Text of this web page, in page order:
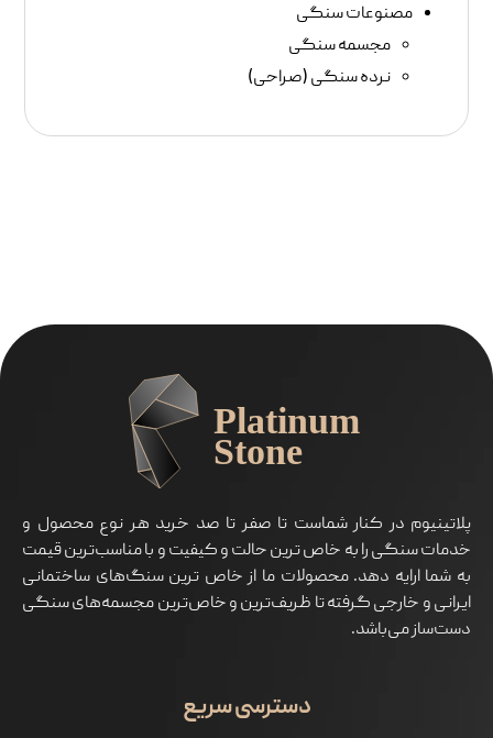
مصنوعات سنگی
مجسمه سنگی
نرده سنگی (صراحی)
پلاتینیوم در کنار شماست تا صفر تا صد خرید هر نوع محصول و
خدمات سنگی را به خاص ترین حالت و کیفیت و با مناسب‌ترین قیمت
به شما ارايه دهد. محصولات ما از خاص ترین سنگ‌های ساختمانی
ایرانی و خارجی گرفته تا ظریف‌ترین و خاص‌ترین مجسمه‌های سنگی
دست‌ساز می‌باشد.
دسترسی سریع